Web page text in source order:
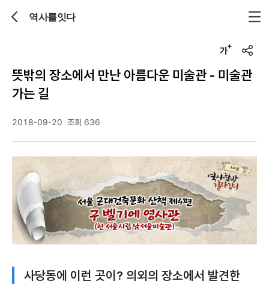
역사를잇다
u
r
l
뜻밖의 장소에서 만난 아름다운 미술관 - 미술관
가는 길
2018-09-20 조회 636
사당동에 이런 곳이? 의외의 장소에서 발견한